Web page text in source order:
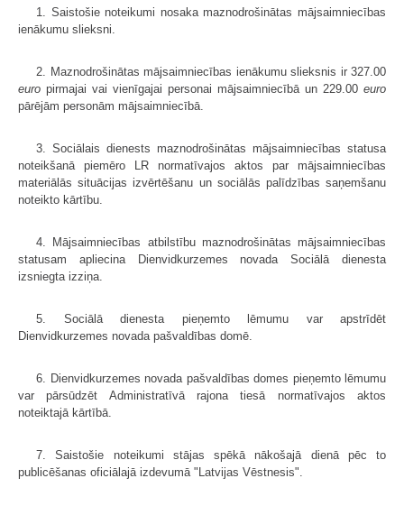
1. Saistošie noteikumi nosaka maznodrošinātas mājsaimniecības
ienākumu slieksni.
2. Maznodrošinātas mājsaimniecības ienākumu slieksnis ir 327.00
euro pirmajai vai vienīgajai personai mājsaimniecībā un 229.00 euro
pārējām personām mājsaimniecībā.
3. Sociālais dienests maznodrošinātas mājsaimniecības statusa
noteikšanā piemēro LR normatīvajos aktos par mājsaimniecības
materiālās situācijas izvērtēšanu un sociālās palīdzības saņemšanu
noteikto kārtību.
4. Mājsaimniecības atbilstību maznodrošinātas mājsaimniecības
statusam apliecina Dienvidkurzemes novada Sociālā dienesta
izsniegta izziņa.
5. Sociālā dienesta pieņemto lēmumu var apstrīdēt
Dienvidkurzemes novada pašvaldības domē.
6. Dienvidkurzemes novada pašvaldības domes pieņemto lēmumu
var pārsūdzēt Administratīvā rajona tiesā normatīvajos aktos
noteiktajā kārtībā.
7. Saistošie noteikumi stājas spēkā nākošajā dienā pēc to
publicēšanas oficiālajā izdevumā "Latvijas Vēstnesis".